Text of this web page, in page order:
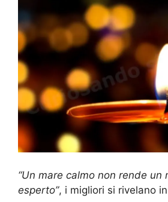
“Un mare calmo non rende un
esperto”, i migliori si rivelano